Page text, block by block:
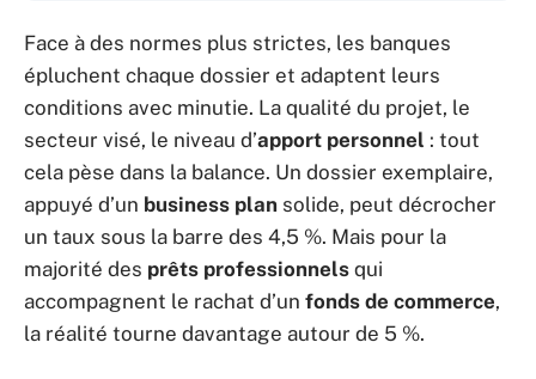
Face à des normes plus strictes, les banques
épluchent chaque dossier et adaptent leurs
conditions avec minutie. La qualité du projet, le
secteur visé, le niveau d’apport personnel : tout
cela pèse dans la balance. Un dossier exemplaire,
appuyé d’un business plan solide, peut décrocher
un taux sous la barre des 4,5 %. Mais pour la
majorité des prêts professionnels qui
accompagnent le rachat d’un fonds de commerce,
la réalité tourne davantage autour de 5 %.